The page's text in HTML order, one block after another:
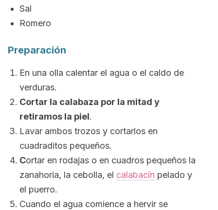
Sal
Romero
Preparación
En una olla calentar el agua o el caldo de
verduras.
Cortar la calabaza por la mitad y
retiramos la piel.
Lavar ambos trozos y cortarlos en
cuadraditos pequeños.
Cortar en rodajas o en cuadros pequeños la
zanahoria, la cebolla, el calabacín pelado y
el puerro.
Cuando el agua comience a hervir se